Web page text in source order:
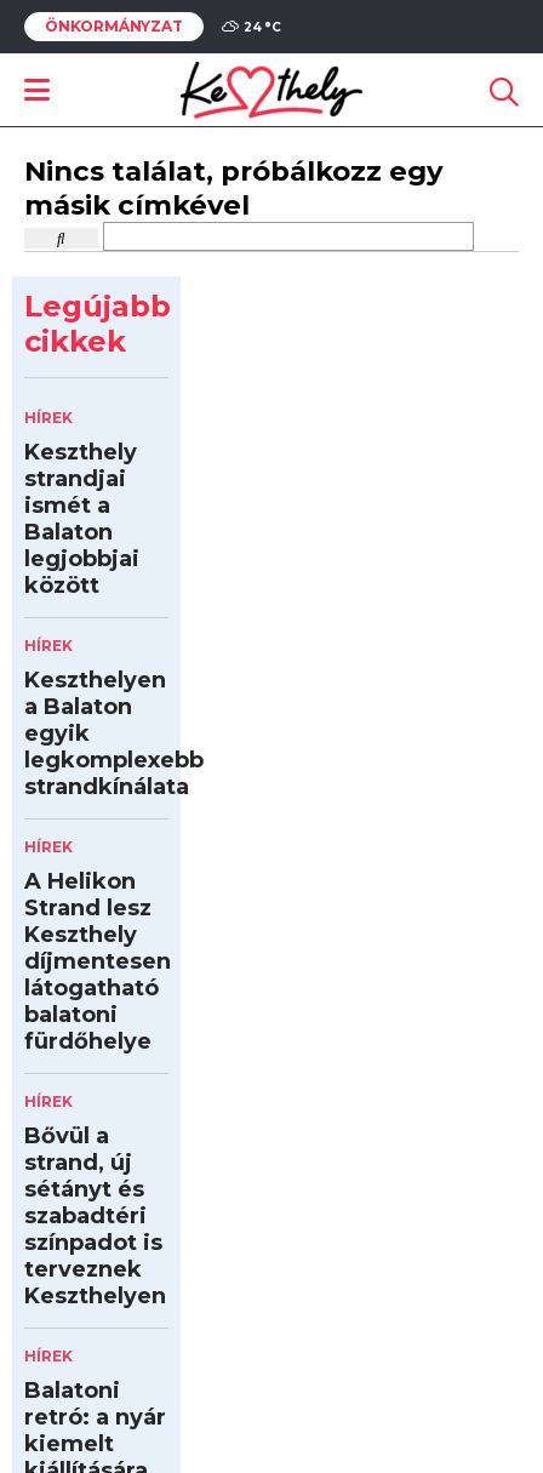
ÖNKORMÁNYZAT 24 °C
Nincs találat, próbálkozz egy
másik címkével
Legújabb
cikkek
HÍREK
Keszthely
strandjai
ismét a
Balaton
legjobbjai
között
HÍREK
Keszthelyen
a Balaton
egyik
legkomplexebb
strandkínálata
HÍREK
A Helikon
Strand lesz
Keszthely
díjmentesen
látogatható
balatoni
fürdőhelye
HÍREK
Bővül a
strand, új
sétányt és
szabadtéri
színpadot is
terveznek
Keszthelyen
HÍREK
Balatoni
retró: a nyár
kiemelt